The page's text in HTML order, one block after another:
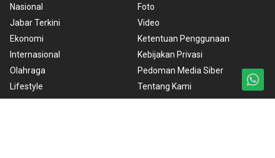
Nasional
Jabar Terkini
Ekonomi
Internasional
Olahraga
Lifestyle
Foto
Video
Ketentuan Penggunaan
Kebijakan Privasi
Pedoman Media Siber
Tentang Kami